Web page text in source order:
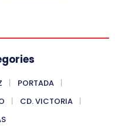
PORTADA
CD. VICTORIA